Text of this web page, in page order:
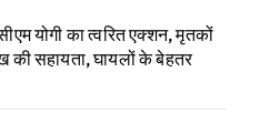
योगी का त्वरित एक्शन, मृतकों
की सहायता, घायलों के बेहतर